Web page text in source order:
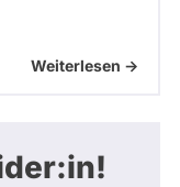
Weiterlesen ->